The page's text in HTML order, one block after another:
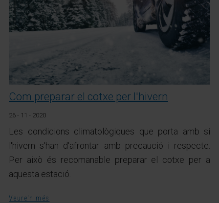
Com preparar el cotxe per l'hivern
26 - 11 - 2020
Les condicions climatològiques que porta amb si
l'hivern s'han d'afrontar amb precaució i respecte.
Per això és recomanable preparar el cotxe per a
aquesta estació.
Veure'n més